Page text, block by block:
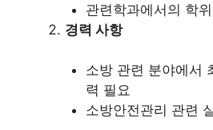
관련학과에서의 학
경력 사항
소방 관련 분야에서
력 필요
소방안전관리 관련